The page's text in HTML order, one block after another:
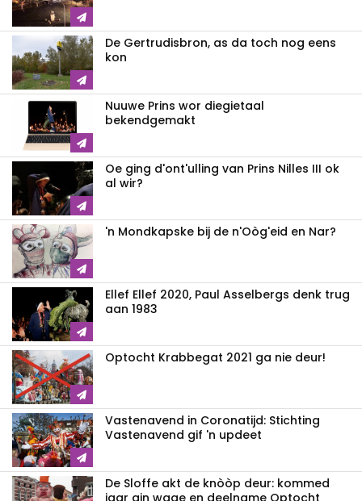
De Gertrudisbron, as da toch nog eens
kon
Nuuwe Prins wor diegietaal
bekendgemakt
Oe ging d'ont'ulling van Prins Nilles III ok
al wir?
'n Mondkapske bij de n'Oòg'eid en Nar?
Ellef Ellef 2020, Paul Asselbergs denk trug
aan 1983
Optocht Krabbegat 2021 ga nie deur!
Vastenavend in Coronatijd: Stichting
Vastenavend gif 'n updeet
De Sloffe akt de knòòp deur: kommed